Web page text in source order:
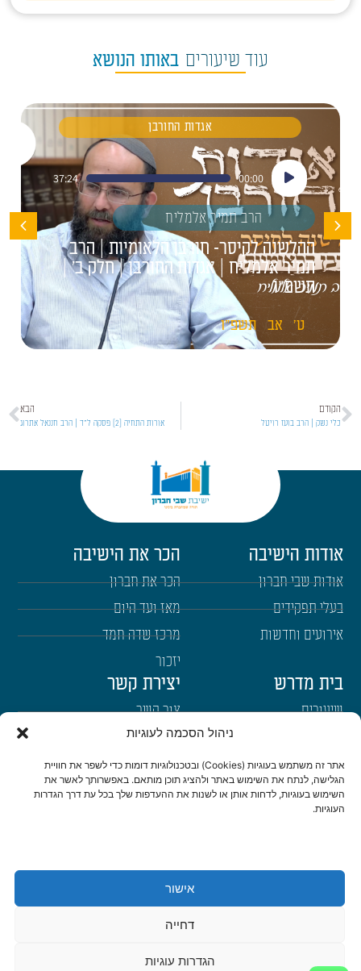
ניהול הסכמה לעוגיות
אתר זה משתמש בעוגיות (Cookies) ובטכנולוגיות דומות כדי לשפר את חוויית
הגלישה, לנתח את השימוש באתר ולהציג תוכן מותאם. באפשרותך לאשר את
השימוש בעוגיות, לדחות אותן או לשנות את ההעדפות שלך בכל עת דרך הגדרות
העוגיות.
אישור
דחייה
הגדרות עוגיות
עוד שיעורים באותו הנושא
אגדות החורבן
נגן
אודיו
00:00
37:24
הרב תמיר אלמליח
ההלשנה לקיסר- חורבן הלאומיות | הרב
תמיר אלמליח | אגדות החורבן | חלק ב' |
תשפ"ו
ט' אב תשפ"ו
הקודם
כלי נשק | הרב בועז רויטל
הבא
אורות התחיה [2] פסקה ל"ד | הרב חננאל אתרוג
אודות הישיבה
אודות שבי חברון
בעלי תפקידים
אירועים וחדשות
הכר את הישיבה
הכר את חברון
מאז ועד היום
מרכז שדה חמד
יזכור
בית מדרש
שיעורים
ימי עיון
יצירת קשר
צור קשר
הרשמה לשבו"ש
היה שותף
דרכי הגעה